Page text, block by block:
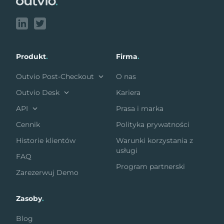
Produkt.
Outvio Post-Checkout
Outvio Desk
API
Cennik
Historie klientów
FAQ
Zarezerwuj Demo
Firma.
O nas
Kariera
Prasa i marka
Polityka prywatności
Warunki korzystania z
usługi
Program partnerski
Zasoby.
Blog